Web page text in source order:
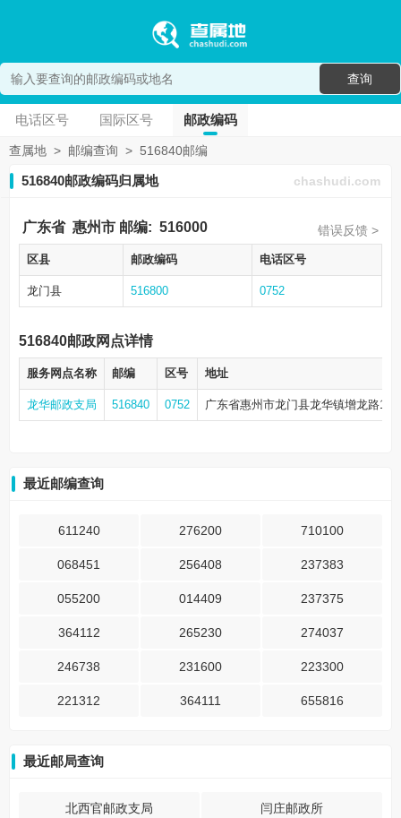
查询
电话区号 国际区号 邮政编码
查属地 > 邮编查询 > 516840邮编
516840邮政编码归属地 chashudi.com
广东省 惠州市 邮编: 516000 错误反馈 >
区县 邮政编码 电话区号
龙门县 516800 0752
516840邮政网点详情
服务网点名称 邮编 区号 地址
龙华邮政支局 516840 0752 广东省惠州市龙门县龙华镇增龙路14
最近邮编查询
611240 276200 710100
068451 256408 237383
055200 014409 237375
364112 265230 274037
246738 231600 223300
221312 364111 655816
最近邮局查询
北西官邮政支局 闫庄邮政所